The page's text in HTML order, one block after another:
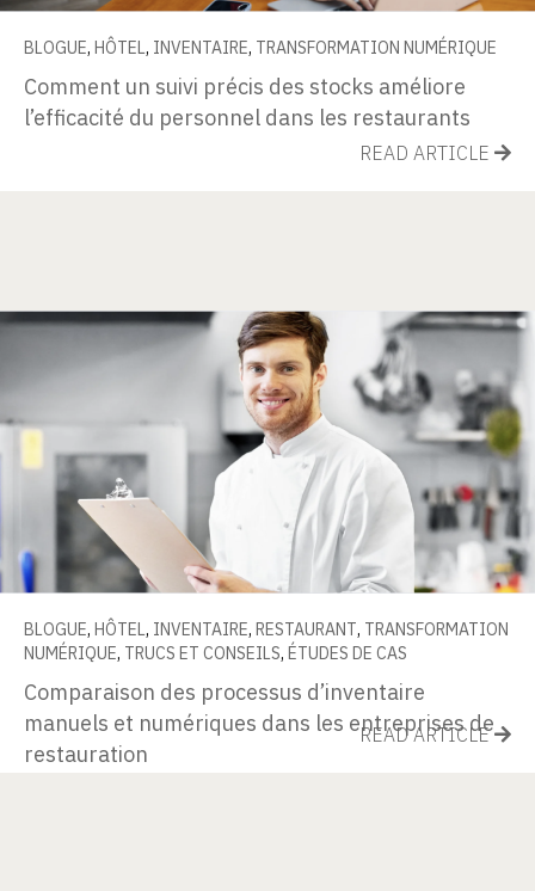
BLOGUE, HÔTEL, INVENTAIRE, TRANSFORMATION NUMÉRIQUE
Comment un suivi précis des stocks améliore
l’efficacité du personnel dans les restaurants
READ ARTICLE
BLOGUE, HÔTEL , INVENTAIRE, RESTAURANT, TRANSFORMATION
NUMÉRIQUE, TRUCS ET CONSEILS, ÉTUDES DE CAS
Comparaison des processus d’inventaire
manuels et numériques dans les entreprises de
restauration
READ ARTICLE